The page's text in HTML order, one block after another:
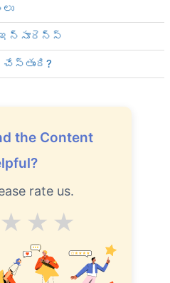
the Content
rate us.
Excellent
V.Good
Good